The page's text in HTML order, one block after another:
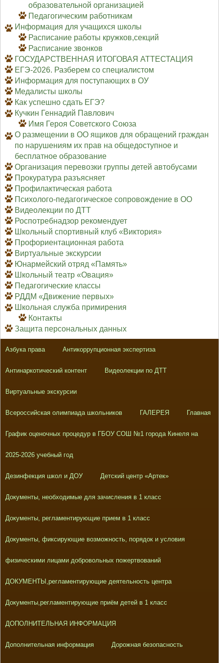
образовательной организацией
Педагогическим работникам
Информация для учащихся школы
Расписание работы кружков,секций
Расписание звонков
ГОСУДАРСТВЕННАЯ ИТОГОВАЯ АТТЕСТАЦИЯ
ЕГЭ-2026. Разберем со специалистом
Информация для поступающих в ОУ
Медалисты школы
Как успешно сдать ЕГЭ?
Кучкин Геннадий Павлович
Имя Героя Советского Союза
О размещении в ОО ящиков для обращений граждан
по нарушениям их прав на общедоступное и
бесплатное образование
Организация перевозки группы детей автобусами
Прокуратура разъясняет
Профилактическая работа
Психолого-педагогическое сопровождение в ОО
Видеолекции по ДТТ
Роспотребнадзор рекомендует
Школьный спортивный клуб «Виктория»
Профориентационная работа
Виртуальные экскурсии
Юнармейский отряд «Память»
Школьный театр «Овация»
Педагогические классы
РДДМ «Движение первых»
Школьная служба примирения
Контакты
Защита персональных данных
Азбука права Антикоррупционная экспертиза
Антинаркотический контент Видеолекции по ДТТ
Виртуальные экскурсии
Всероссийская олимпиада школьников ГАЛЕРЕЯ Главная
График оценочных процедур в ГБОУ СОШ №1 города Кинеля на
2025-2026 учебный год
Дезинфекция школ и ДОУ Детский центр «Артек»
Документы, необходимые для зачисления в 1 класс
Документы, регламентирующие прием в 1 класс
Документы, фиксирующие возможность, порядок и условия
физическими лицами добровольных пожертвований
ДОКУМЕНТЫ,регламентирующие деятельность центра
Документы,регламентирующие приём детей в 1 класс
ДОПОЛНИТЕЛЬНАЯ ИНФОРМАЦИЯ
Дополнительная информация Дорожная безопасность